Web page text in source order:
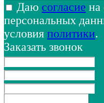
Даю согласие на
персональных
условия политики.
Заказать звонок